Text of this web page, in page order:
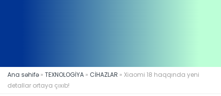
Ana səhifə » TEXNOLOGİYA » CİHAZLAR » Xiaomi 18 haqqında yeni
detallar ortaya çıxıb!